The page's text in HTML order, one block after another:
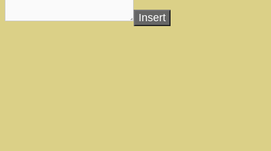
Insert